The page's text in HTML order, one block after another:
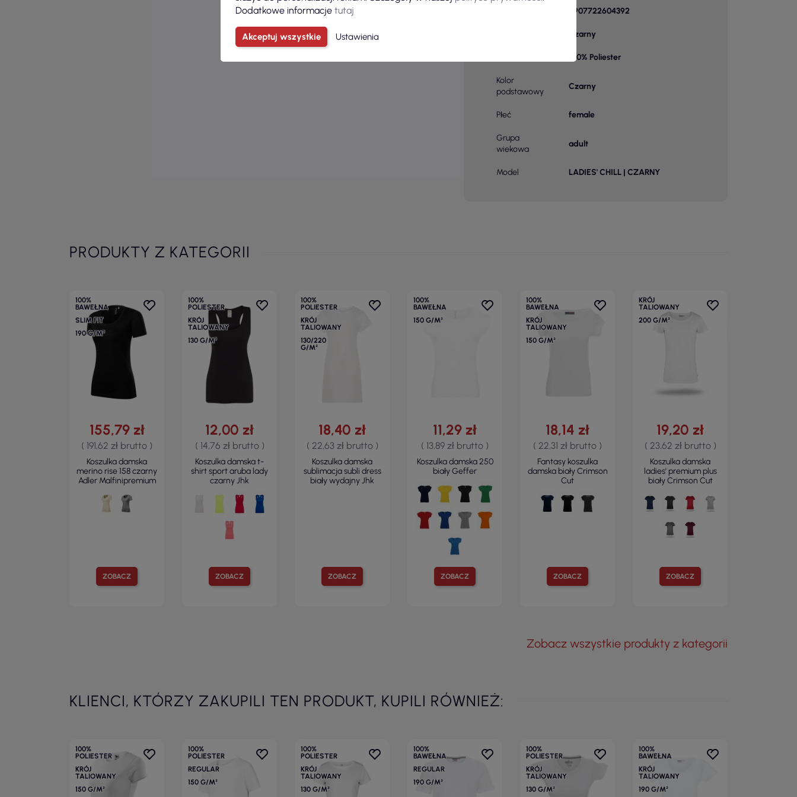
5907722604392
Czarny
100% Poliester
Kolor
podstawowy
Czarny
Płeć female
Grupa
wiekowa
adult
Model LADIES' CHILL | CZARNY
PRODUKTY Z KATEGORII
100%
BAWEŁNA
SLIM FIT
190 G/M²
ZOBACZ
155,79 zł
( 191,62 zł brutto )
Koszulka damska
merino rise 158 czarny
Adler Malfinipremium
100%
POLIESTER
KRÓJ
TALIOWANY
130 G/M²
ZOBACZ
12,00 zł
( 14,76 zł brutto )
Koszulka damska t-
shirt sport aruba lady
czarny Jhk
100%
POLIESTER
KRÓJ
TALIOWANY
130/220
G/M²
ZOBACZ
18,40 zł
( 22,63 zł brutto )
Koszulka damska
sublimacja subli dress
biały wydajny Jhk
100%
BAWEŁNA
150 G/M²
ZOBACZ
11,29 zł
( 13,89 zł brutto )
Koszulka damska 250
biały Geffer
100%
BAWEŁNA
KRÓJ
TALIOWANY
150 G/M²
ZOBACZ
18,14 zł
( 22,31 zł brutto )
Fantasy koszulka
damska biały Crimson
Cut
KRÓJ
TALIOWANY
200 G/M²
ZOBACZ
19,20 zł
( 23,62 zł brutto )
Koszulka damska
ladies' premium plus
biały Crimson Cut
Zobacz wszystkie produkty z kategorii
KLIENCI, KTÓRZY ZAKUPILI TEN PRODUKT, KUPILI RÓWNIEŻ:
100%
POLIESTER
KRÓJ
TALIOWANY
150 G/M²
100%
POLIESTER
REGULAR
150 G/M²
100%
POLIESTER
KRÓJ
TALIOWANY
130 G/M²
100%
BAWEŁNA
REGULAR
190 G/M²
100%
POLIESTER
KRÓJ
TALIOWANY
130 G/M²
100%
BAWEŁNA
KRÓJ
TALIOWANY
190 G/M²
Dodatkowe informacje tutaj
Akceptuj wszystkie Ustawienia